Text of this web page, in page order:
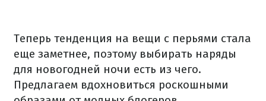
Теперь тенденция на вещи с перьями стала
еще заметнее, поэтому выбирать наряды
для новогодней ночи есть из чего.
Предлагаем вдохновиться роскошными